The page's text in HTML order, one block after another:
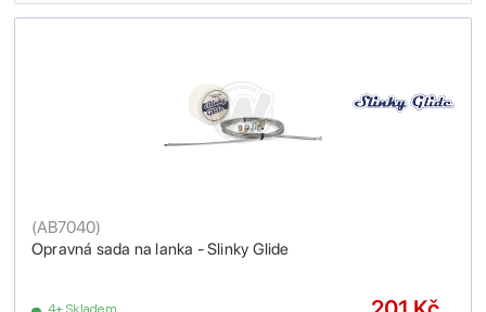
Opravná sada na lanka - Slinky Glide
(AB7040)
4+ Skladem